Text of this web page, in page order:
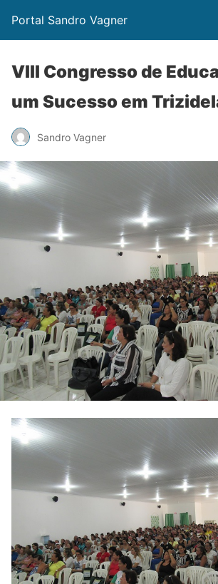
Portal Sandro Vagner
VIII Congresso de
um Sucesso em
Sandro Vagner